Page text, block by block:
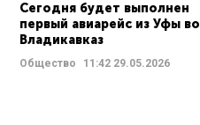
Сегодня будет выполнен
первый авиарейс из Уфы во
Владикавказ
Общество 11:42 29.05.2026